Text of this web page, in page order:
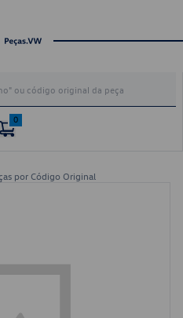
0
por Código Original